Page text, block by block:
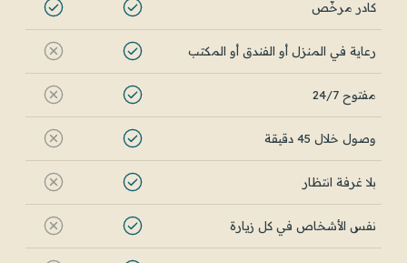
كادر مرخّص
رعاية في المنزل أو الفندق أو المكتب
مفتوح 24/7
وصول خلال 45 دقيقة
بلا غرفة انتظار
نفس الأشخاص في كل زيارة